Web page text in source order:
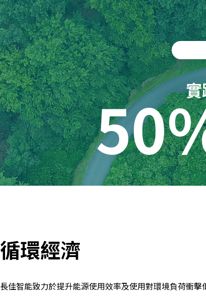
循環經濟
長佳智能致力於提升能源使用效率及使用對環境負荷衝擊